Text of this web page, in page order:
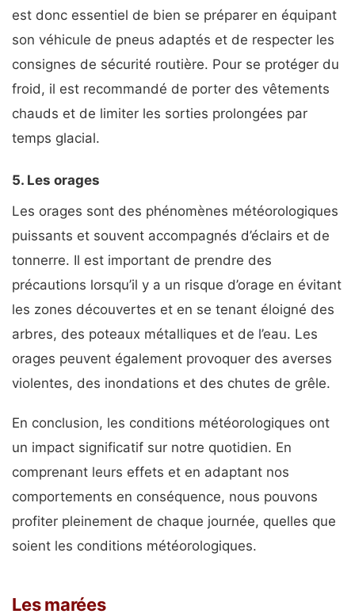
est donc essentiel de bien se préparer en équipant
son véhicule de pneus adaptés et de respecter les
consignes de sécurité routière. Pour se protéger du
froid, il est recommandé de porter des vêtements
chauds et de limiter les sorties prolongées par
temps glacial.
5. Les orages
Les orages sont des phénomènes météorologiques
puissants et souvent accompagnés d’éclairs et de
tonnerre. Il est important de prendre des
précautions lorsqu’il y a un risque d’orage en évitant
les zones découvertes et en se tenant éloigné des
arbres, des poteaux métalliques et de l’eau. Les
orages peuvent également provoquer des averses
violentes, des inondations et des chutes de grêle.
En conclusion, les conditions météorologiques ont
un impact significatif sur notre quotidien. En
comprenant leurs effets et en adaptant nos
comportements en conséquence, nous pouvons
profiter pleinement de chaque journée, quelles que
soient les conditions météorologiques.
Les marées